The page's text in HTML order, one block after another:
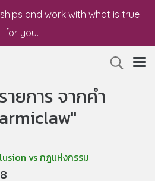
and work with what is true
for you.
ยการ จากคำ
vs กฎแห่งกรรม